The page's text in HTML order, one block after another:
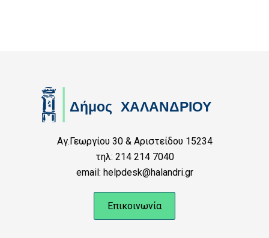
Αγ.Γεωργίου 30 & Αριστείδου 15234
τηλ: 214 214 7040
email: helpdesk@halandri.gr
Επικοινωνία